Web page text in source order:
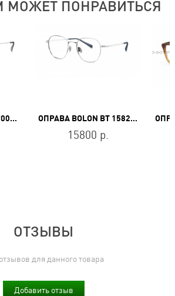
МОЖЕТ ПОНРАВИТЬСЯ
ОПРАВА BOLON BH 7006 B90 ОПРАВА BOLON BT 1582 B90
15800 р.
ОТЗЫВЫ
для данного товара
Добавить отзыв